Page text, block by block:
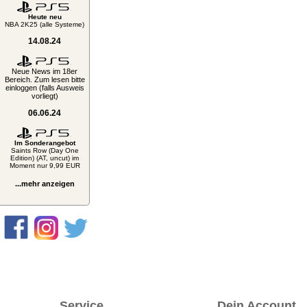
Heute neu
NBA 2K25 (alle Systeme)
14.08.24
Neue News im 18er
Bereich. Zum lesen bitte
einloggen (falls Ausweis
vorliegt)
06.06.24
Im Sonderangebot
Saints Row (Day One
Edition) (AT, uncut) im
Moment nur 9,99 EUR
...mehr anzeigen